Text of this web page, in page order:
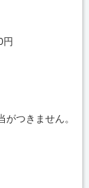
円
つきません。